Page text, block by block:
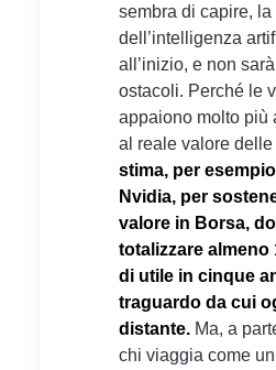
sembra di capire, la
dell’intelligenza
all’inizio, e non
ostacoli. Perché le
appaiono molto più
al reale valore delle
stima, per
Nvidia, per
valore in Borsa,
totalizzare almeno
di utile in cinque
traguardo da cui
distante. Ma, a
chi viaggia come